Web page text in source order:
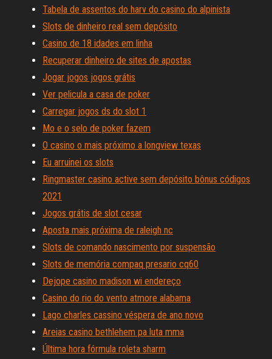
Tabela de assentos do harv do casino do alpinista
Slots de dinheiro real sem depósito
Casino de 18 idades em linha
Recuperar dinheiro de sites de apostas
Jogar jogos jogos grátis
Ver pelicula a casa de poker
Carregar jogos ds do slot 1
Mo e o selo de poker fazem
O casino o mais próximo a longview texas
Eu arruinei os slots
Ringmaster casino active sem depósito bônus códigos
2021
Jogos grátis de slot cesar
Aposta mais próxima de raleigh nc
Slots de comando nascimento por suspensão
Slots de memória compaq presario cq60
Dejope casino madison wi endereço
Casino do rio do vento atmore alabama
Lago charles cassino véspera de ano novo
Areias casino bethlehem pa luta mma
Última hora fórmula roleta sharm